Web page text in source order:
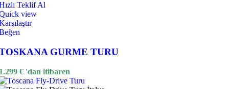
Teklif Al
view
GURME TURU
€ 'dan itibaren